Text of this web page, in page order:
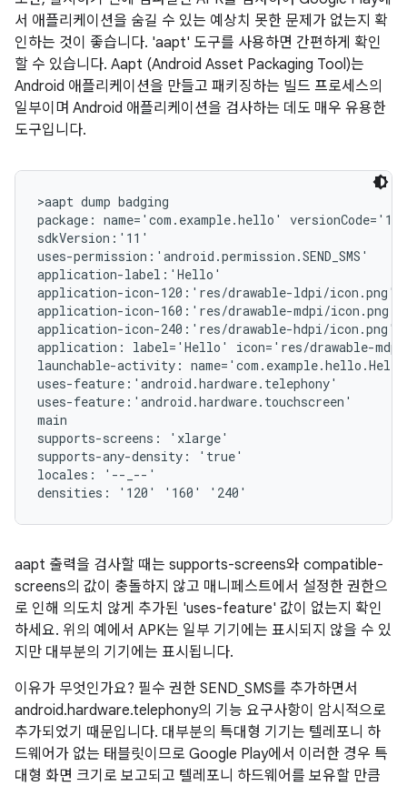
서 애플리케이션을 숨길 수 있는 예상치 못한 문제가 없는지 확
인하는 것이 좋습니다. 'aapt' 도구를 사용하면 간편하게 확인
할 수 있습니다. Aapt (Android Asset Packaging Tool)는
Android 애플리케이션을 만들고 패키징하는 빌드 프로세스의
일부이며 Android 애플리케이션을 검사하는 데도 매우 유용한
도구입니다.
>aapt dump badging
package: name='com.example.hello'
sdkVersion:'11'
uses-permission:'android.permission.SEND_SMS'
application-label:'Hello'
application-icon-120:'res/drawable-ldpi/icon.png'
application-icon-160:'res/drawable-mdpi/icon.png'
application-icon-240:'res/drawable-hdpi/icon.png'
application: label='Hello' icon='res/drawable-
launchable-activity:
uses-feature:'android.hardware.telephony'
uses-feature:'android.hardware.touchscreen'
main
supports-screens: 'xlarge'
supports-any-density: 'true'
locales: '--_--'
aapt 출력을 검사할 때는 supports-screens와 compatible-
screens의 값이 충돌하지 않고 매니페스트에서 설정한 권한으
로 인해 의도치 않게 추가된 'uses-feature' 값이 없는지 확인
하세요. 위의 예에서 APK는 일부 기기에는 표시되지 않을 수 있
지만 대부분의 기기에는 표시됩니다.
이유가 무엇인가요? 필수 권한 SEND_SMS를 추가하면서
android.hardware.telephony의 기능 요구사항이 암시적으로
추가되었기 때문입니다. 대부분의 특대형 기기는 텔레포니 하
드웨어가 없는 태블릿이므로 Google Play에서 이러한 경우 특
대형 화면 크기로 보고되고 텔레포니 하드웨어를 보유할 만큼